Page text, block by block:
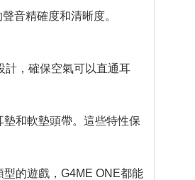
音精確度和清晰度。
計，確保空氣可以直通耳
和軟墊頭帶。這些特性保
的遊戲，G4ME ONE都能